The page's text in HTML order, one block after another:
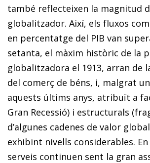
també reflecteixen la magnitud
globalitzador. Així, els fluxos
en percentatge del PIB van
setanta, el màxim històric de la
globalitzadora el 1913, arran de
del comerç de béns, i, malgrat
aquests últims anys, atribuït a
Gran Recessió) i estructurals
d’algunes cadenes de valor
exhibint nivells considerables. En
serveis continuen sent la gran